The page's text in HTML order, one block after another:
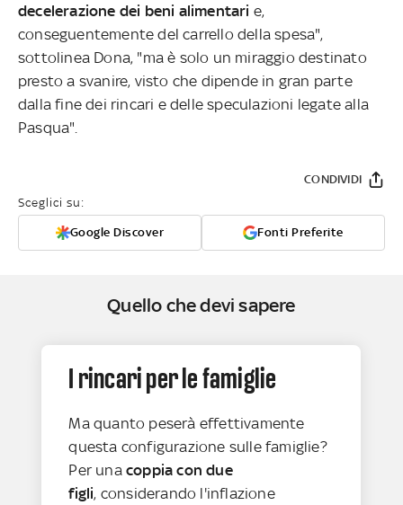
decelerazione dei beni alimentari e,
conseguentemente del carrello della spesa",
sottolinea Dona, "ma è solo un miraggio destinato
presto a svanire, visto che dipende in gran parte
dalla fine dei rincari e delle speculazioni legate alla
Pasqua".
Sceglici su:
Google Discover Fonti Preferite
CONDIVIDI
Quello che devi sapere
I rincari per le famiglie
Ma quanto peserà effettivamente
questa configurazione sulle famiglie?
Per unacoppia con due
figli, considerando l'inflazione